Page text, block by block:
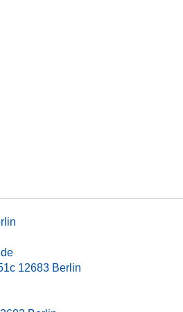
12683 Berlin